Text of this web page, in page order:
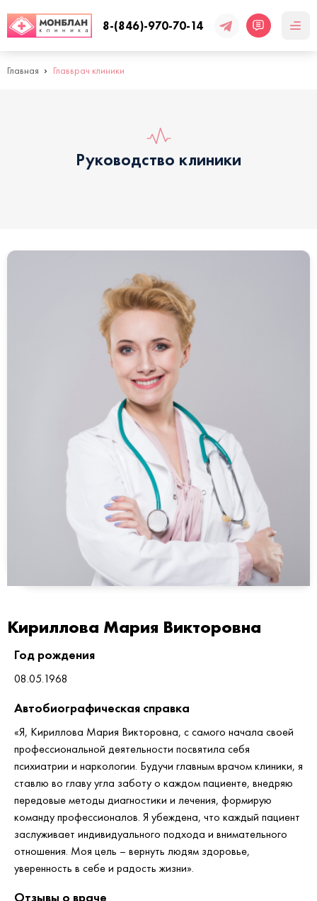
8-(846)-970-70-14
Главная Главврач клиники
Руководство клиники
Кириллова Мария Викторовна
Год рождения
08.05.1968
Автобиографическая справка
«Я, Кириллова Мария Викторовна, с самого начала своей
профессиональной деятельности посвятила себя
психиатрии и наркологии. Будучи главным врачом клиники, я
ставлю во главу угла заботу о каждом пациенте, внедряю
передовые методы диагностики и лечения, формирую
команду профессионалов. Я убеждена, что каждый пациент
заслуживает индивидуального подхода и внимательного
отношения. Моя цель – вернуть людям здоровье,
уверенность в себе и радость жизни».
Отзывы о враче